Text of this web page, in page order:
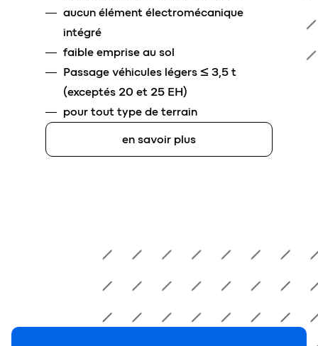
aucun élément électromécanique
intégré
faible emprise au sol
Passage véhicules légers ≤ 3,5 t
(exceptés 20 et 25 EH)
pour tout type de terrain
en savoir plus